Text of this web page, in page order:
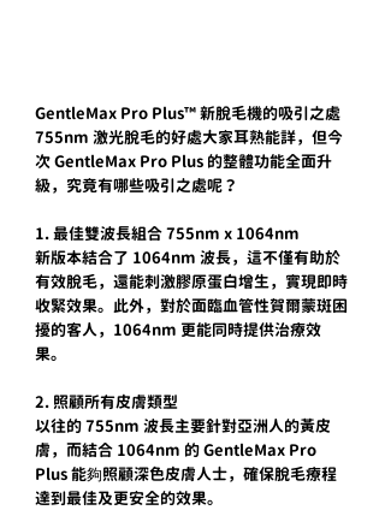
GentleMax Pro Plus™️ 新脫毛機的吸引之處
755nm 激光脫毛的好處大家耳熟能詳，但今
次 GentleMax Pro Plus 的整體功能全面升
級，究竟有哪些吸引之處呢？
1. 最佳雙波長組合 755nm x 1064nm
新版本結合了 1064nm 波長，這不僅有助於
有效脫毛，還能刺激膠原蛋白增生，實現即時
收緊效果。此外，對於面臨血管性賀爾蒙斑困
擾的客人，1064nm 更能同時提供治療效
果。
2. 照顧所有皮膚類型
以往的 755nm 波長主要針對亞洲人的黃皮
膚，而結合 1064nm 的 GentleMax Pro
Plus 能夠照顧深色皮膚人士，確保脫毛療程
達到最佳及更安全的效果。